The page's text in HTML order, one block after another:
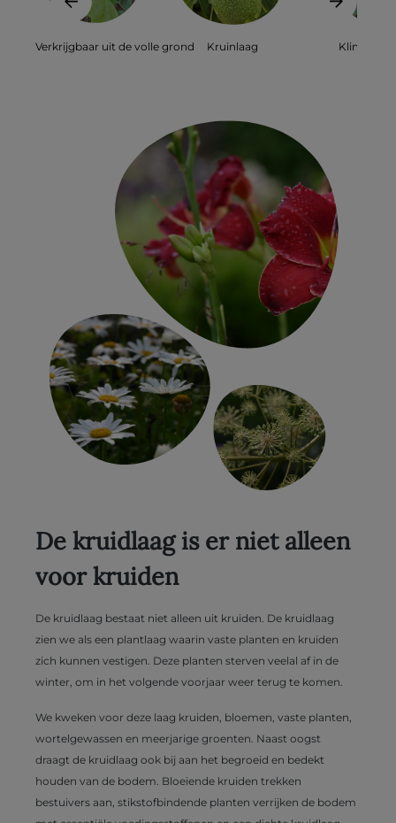
Verkrijgbaar uit de volle grond Kruinlaag
De kruidlaag is er niet alleen
voor kruiden
De kruidlaag bestaat niet alleen uit kruiden. De kruidlaag
zien we als een plantlaag waarin vaste planten en kruiden
zich kunnen vestigen. Deze planten sterven veelal af in de
winter, om in het volgende voorjaar weer terug te komen.
We kweken voor deze laag kruiden, bloemen, vaste planten,
wortelgewassen en meerjarige groenten. Naast oogst
draagt de kruidlaag ook bij aan het begroeid en bedekt
houden van de bodem. Bloeiende kruiden trekken
bestuivers aan, stikstofbindende planten verrijken de bodem